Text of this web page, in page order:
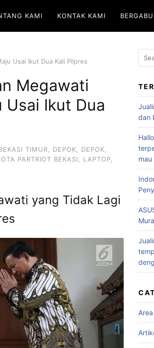
KAMI KONTAK KAMI
Usai Ikut Dua Kali Pilpres
Megawati
Usai Ikut Dua
TIMUR DEPOK DEPOK
PARTRIOT BEKASI LAPTOP
yang Tidak Lagi
dan